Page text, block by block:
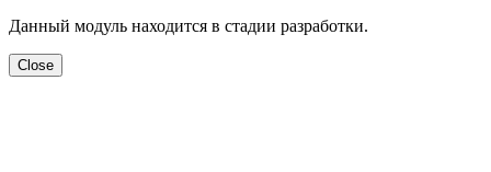
Данный модуль находится в стадии разработки.
Close